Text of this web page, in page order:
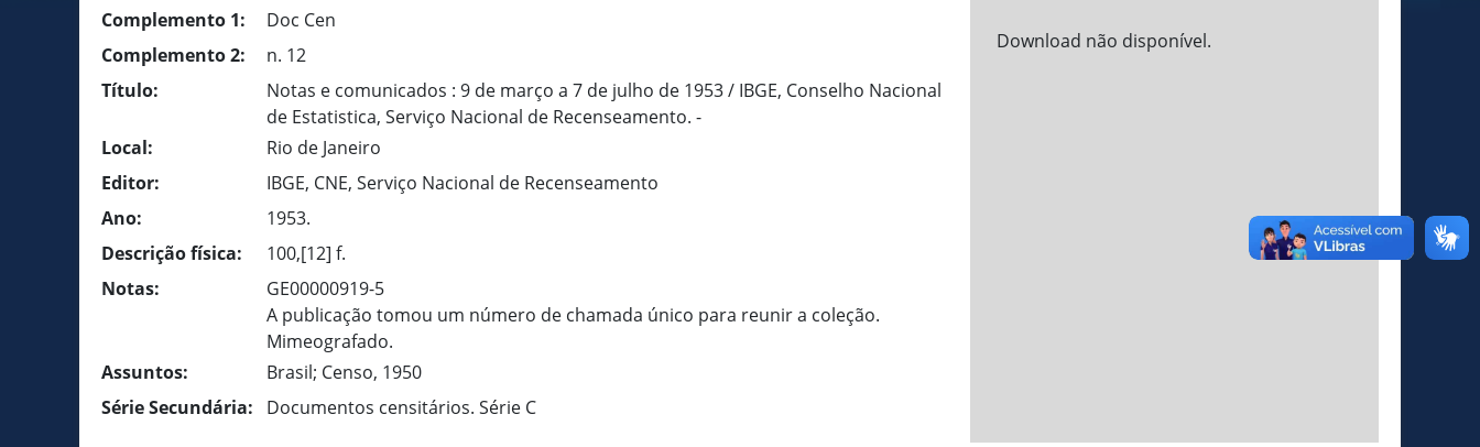
Complemento 1:
Doc Cen
Complemento 2:
n. 12
Título:
Notas e comunicados : 9 de março a 7 de julho de 1953 / IBGE, Conselho Nacional
de Estatistica, Serviço Nacional de Recenseamento. -
Local:
Rio de Janeiro
Editor:
IBGE, CNE, Serviço Nacional de Recenseamento
Ano:
1953.
Descrição física:
100,[12] f.
Notas:
GE00000919-5
A publicação tomou um número de chamada único para reunir a coleção.
Mimeografado.
Assuntos:
Brasil; Censo, 1950
Série Secundária:
Documentos censitários. Série C
Download não disponível.